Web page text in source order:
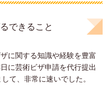
できること
に関する知識や経験を豊富
に芸術ビザ申請を代行提出
て、非常に速いでした。